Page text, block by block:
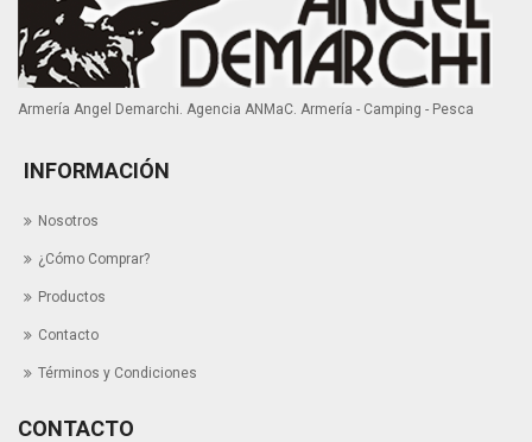
Armería Angel Demarchi. Agencia ANMaC. Armería - Camping - Pesca
INFORMACIÓN
Nosotros
¿Cómo Comprar?
Productos
Contacto
Términos y Condiciones
CONTACTO